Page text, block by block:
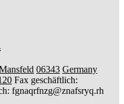
06343 Germany
Fax geschäftlich:
: fgnaqrfnzg@znafsryq.rh